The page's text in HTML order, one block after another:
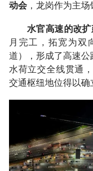
动会，龙岗作为主场
水官高速的改
月完工，拓宽为双
道），形成了高速公
水荷立交全线贯通
交通枢纽地位得以确